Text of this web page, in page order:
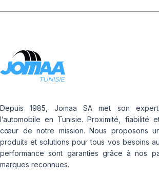
Depuis 1985, Jomaa SA met son
l’automobile en Tunisie. Proximité, fiabilité
cœur de notre mission. Nous proposons
produits et solutions pour tous vos besoins
performance sont garanties grâce à nos
marques reconnues.